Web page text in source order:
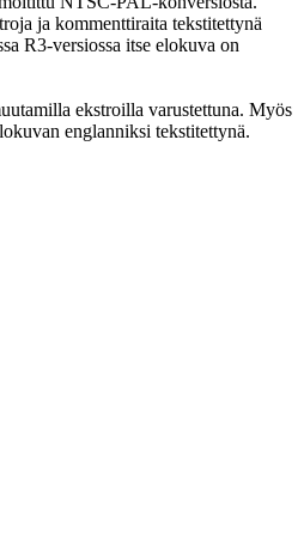
ja kommenttiraita tekstitettynä
R3-versiossa itse elokuva on
ekstroilla varustettuna. Myös
englanniksi tekstitettynä.